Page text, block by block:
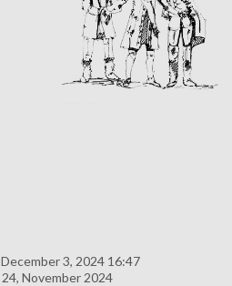
December 3, 2024 16:47
24, November 2024